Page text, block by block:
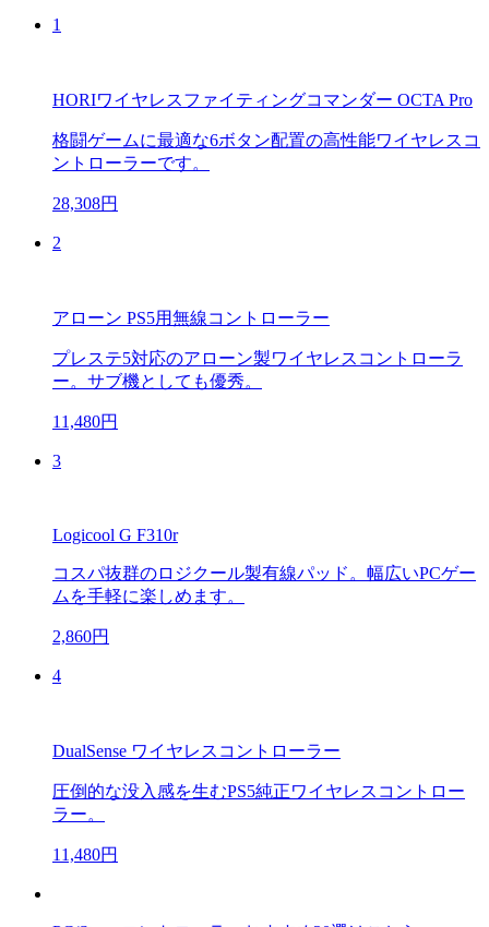
1
HORIワイヤレスファイティングコマンダー OCTA Pro
格闘ゲームに最適な6ボタン配置の高性能ワイヤレスコ
ントローラーです。
28,308円
2
アローン PS5用無線コントローラー
プレステ5対応のアローン製ワイヤレスコントローラ
ー。サブ機としても優秀。
11,480円
3
Logicool G F310r
コスパ抜群のロジクール製有線パッド。幅広いPCゲー
ムを手軽に楽しめます。
2,860円
4
DualSense ワイヤレスコントローラー
圧倒的な没入感を生むPS5純正ワイヤレスコントロー
ラー。
11,480円